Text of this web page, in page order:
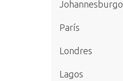
Johannesburgo
París
Londres
Lagos